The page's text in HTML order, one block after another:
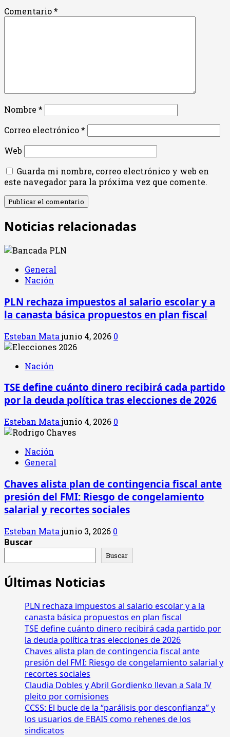
Comentario*
Nombre *
Correo electrónico*
Web
Guarda mi nombre, correo electrónico y web en
este navegador para la próxima vez que comente.
Noticias relacionadas
General
Nación
PLN rechaza impuestos al salario escolar y a
la canasta básica propuestos en plan fiscal
Esteban Matajunio 4, 2026 0
Nación
TSE define cuánto dinero recibirá cada partido
por la deuda política tras elecciones de 2026
Esteban Matajunio 4, 2026 0
Nación
General
Chaves alista plan de contingencia fiscal ante
presión del FMI: Riesgo de congelamiento
salarial y recortes sociales
Esteban Matajunio 3, 2026 0
Buscar
Buscar
Últimas Noticias
PLN rechaza impuestos al salario escolar y a la
canasta básica propuestos en plan fiscal
TSE define cuánto dinero recibirá cada partido por
la deuda política tras elecciones de 2026
Chaves alista plan de contingencia fiscal ante
presión del FMI: Riesgo de congelamiento salarial y
recortes sociales
Claudia Dobles y Abril Gordienko llevan a Sala IV
pleito por comisiones
CCSS: El bucle de la “parálisis por desconfianza” y
los usuarios de EBAIS como rehenes de los
sindicatos